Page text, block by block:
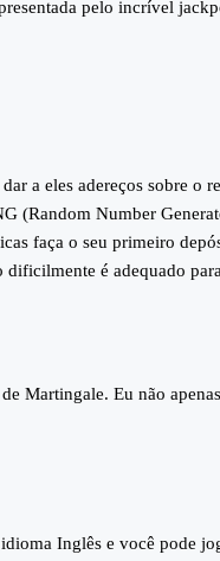
pelo incrível
dar a eles adereços sobre o
(Random Number
faça o seu primeiro
é adequado
Martingale. Eu não
Inglês e você pode